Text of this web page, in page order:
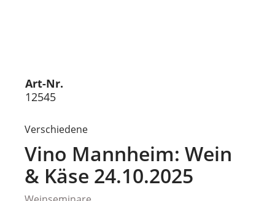
Art-Nr.
12545
Verschiedene
Vino Mannheim: Wein
& Käse 24.10.2025